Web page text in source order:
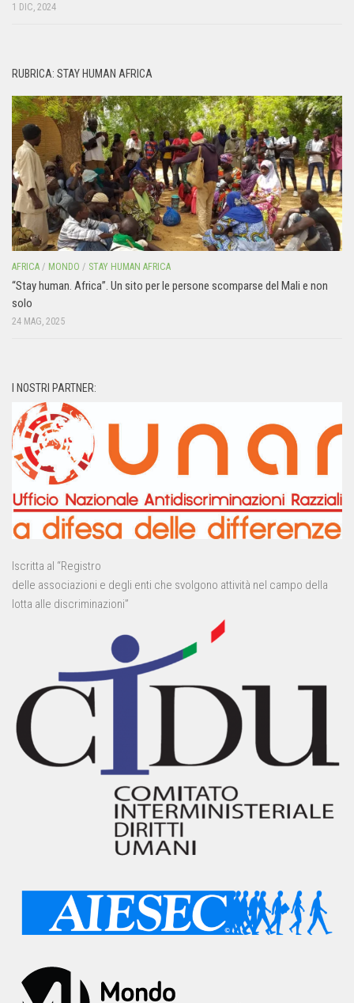
1 DIC, 2024
RUBRICA: STAY HUMAN AFRICA
AFRICA / MONDO / STAY HUMAN AFRICA
“Stay human. Africa”. Un sito per le persone scomparse del Mali e non
solo
24 MAG, 2025
I NOSTRI PARTNER:
Iscritta al “Registro
delle associazioni e degli enti che svolgono attività nel campo della
lotta alle discriminazioni”